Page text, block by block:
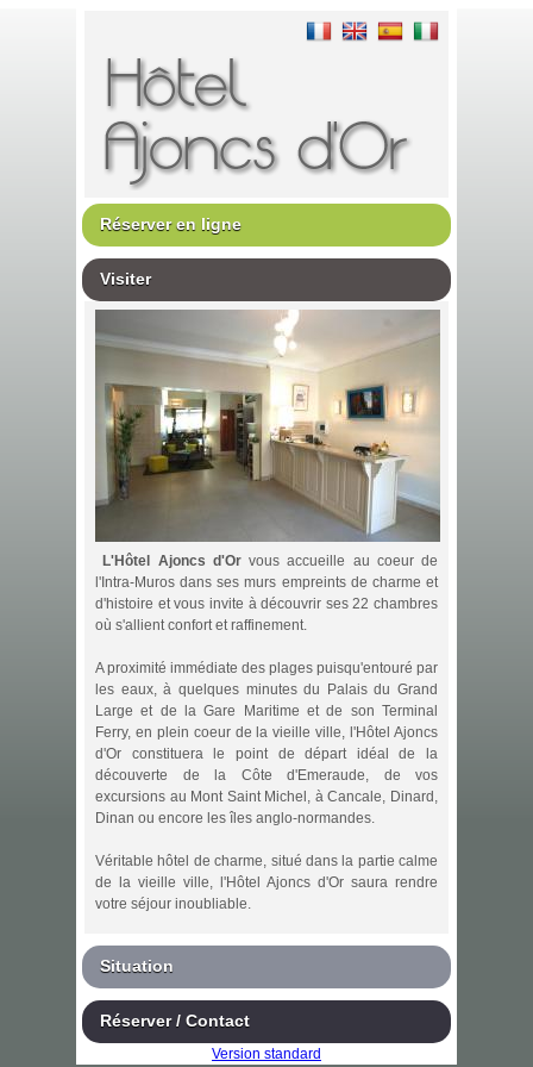
Réserver en ligne
Visiter
L'Hôtel Ajoncs d'Orvous accueille au coeur de
l'Intra-Muros dans ses murs empreints de charme et
d'histoire et vous invite à découvrir ses 22 chambres
où s'allient confort et raffinement.
A proximité immédiate des plages puisqu'entouré par
les eaux, à quelques minutes du Palais du Grand
Large et de la Gare Maritime et de son Terminal
Ferry, en plein coeur de la vieille ville, l'Hôtel Ajoncs
d'Or constituera le point de départ idéal de la
découverte de la Côte d'Emeraude, de vos
excursions au Mont Saint Michel, à Cancale, Dinard,
Dinan ou encore les îles anglo-normandes.
Véritable hôtel de charme, situé dans la partie calme
de la vieille ville, l'Hôtel Ajoncs d'Or saura rendre
votre séjour inoubliable.
Situation
Réserver / Contact
Version standard